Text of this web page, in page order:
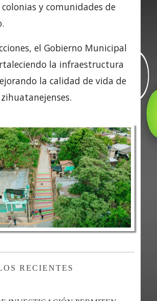
y comunidades de
el Gobierno Municipal
la infraestructura
la calidad de vida de
RECIENTES